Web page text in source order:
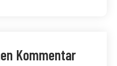
Kommentar